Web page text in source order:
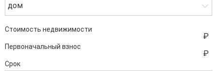
дом
Стоимость недвижимости
Первоначальный взнос
Срок